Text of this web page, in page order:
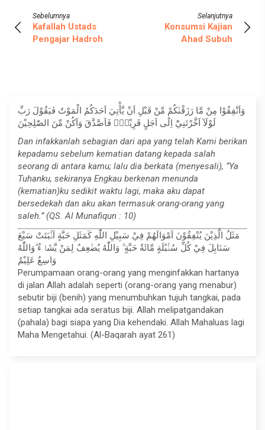
Sebelumnya
Kafallah Ustads
Pengajar Hadroh
Selanjutnya
Konsumsi Kajian
Ahad Subuh
وَاَنْفِقُوْا مِنْ مَّا رَزَقْنٰكُمْ مِّنْ قَبْلِ اَنْ يَّأْتِيَ اَحَدَكُمُ الْمَوْتُ فَيَقُوْلَ رَبِّ
لَوْلَآ اَخَّرْتَنِيْٓ اِلٰٓى اَجَلٍ قَرِيْبٍۚ فَاَصَّدَّقَ وَاَكُنْ مِّنَ الصّٰلِحِيْنَ
Dan infakkanlah sebagian dari apa yang telah Kami berikan
kepadamu sebelum kematian datang kepada salah
seorang di antara kamu; lalu dia berkata (menyesali), “Ya
Tuhanku, sekiranya Engkau berkenan menunda
(kematian)ku sedikit waktu lagi, maka aku dapat
bersedekah dan aku akan termasuk orang-orang yang
saleh.” (QS. Al Munafiqun : 10)
مَثَلُ الَّذِيْنَ يُنْفِقُوْنَ اَمْوَالَهُمْ فِيْ سَبِيْلِ اللّٰهِ كَمَثَلِ حَبَّةٍ اَنْۢبَتَتْ سَبْعَ
سَنَابِلَ فِيْ كُلِّ سُنْۢبُلَةٍ مِّائَةُ حَبَّةٍ ۗ وَاللّٰهُ يُضٰعِفُ لِمَنْ يَّشَاۤءُ ۗوَاللّٰهُ
وَاسِعٌ عَلِيْمٌ
Perumpamaan orang-orang yang menginfakkan hartanya
di jalan Allah adalah seperti (orang-orang yang menabur)
sebutir biji (benih) yang menumbuhkan tujuh tangkai, pada
setiap tangkai ada seratus biji. Allah melipatgandakan
(pahala) bagi siapa yang Dia kehendaki. Allah Mahaluas lagi
Maha Mengetahui. (Al-Baqarah ayat 261)